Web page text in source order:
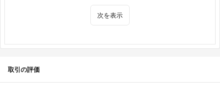
次を表示
取引の評価